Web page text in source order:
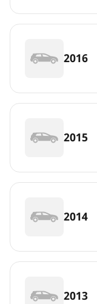
2016
2015
2014
2013